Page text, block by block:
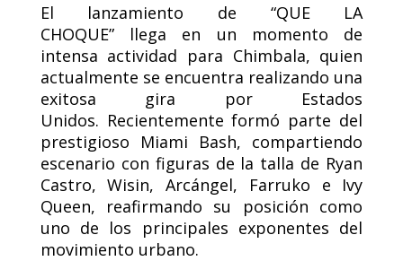
El lanzamiento de “QUE LA
CHOQUE” llega en un momento de
intensa actividad para Chimbala, quien
actualmente se encuentra realizando una
exitosa gira por Estados
Unidos. Recientemente formó parte del
prestigioso Miami Bash, compartiendo
escenario con figuras de la talla de Ryan
Castro, Wisin, Arcángel, Farruko e Ivy
Queen, reafirmando su posición como
uno de los principales exponentes del
movimiento urbano.